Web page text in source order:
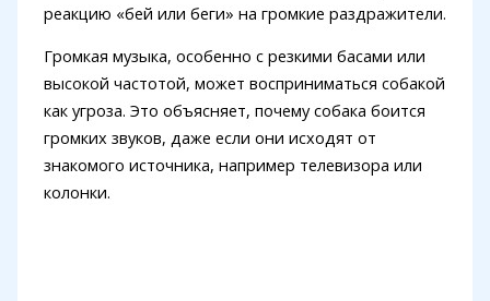
реакцию «бей или беги» на громкие раздражители.
Громкая музыка, особенно с резкими басами или
высокой частотой, может восприниматься собакой
как угроза. Это объясняет, почему собака боится
громких звуков, даже если они исходят от
знакомого источника, например телевизора или
колонки.